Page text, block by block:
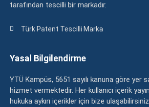
tarafından tescilli bir markadır.
Türk Patent Tescilli Marka
Yasal Bilgilendirme
YTÜ Kampüs, 5651 sayılı kanuna göre yer
hizmet vermektedir. Her kullanıcı içerik
hukuka aykırı içerikler için bize